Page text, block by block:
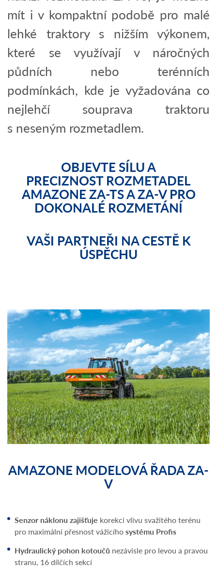
mít i v kompaktní podobě pro malé
lehké traktory s nižším výkonem,
které se využívají v náročných
půdních nebo terénních
podmínkách, kde je vyžadována co
nejlehčí souprava traktoru
s neseným rozmetadlem.
OBJEVTE SÍLU A
PRECIZNOST ROZMETADEL
AMAZONE ZA-TS A ZA-V PRO
DOKONALÉ ROZMETÁNÍ
VAŠI PARTNEŘI NA CESTĚ K
ÚSPĚCHU
AMAZONE MODELOVÁ ŘADA ZA-
V
Senzor náklonu zajišťuje korekci vlivu svažitého terénu
pro maximální přesnost vážicíhosystému Profis
Hydraulický pohon kotoučů nezávisle pro levou a pravou
stranu, 16 dílčích sekcí